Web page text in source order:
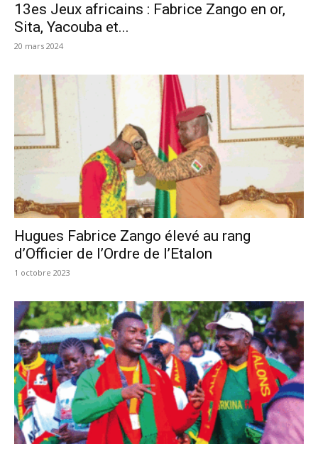
13es Jeux africains : Fabrice Zango en or,
Sita, Yacouba et...
20 mars 2024
Hugues Fabrice Zango élevé au rang
d’Officier de l’Ordre de l’Etalon
1 octobre 2023